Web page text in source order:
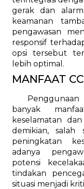
gerak dan
keamanan
pengawasan
responsif
opsi tersebut
lebih optimal.
MANFAAT
banyak
keselamatan
demikian, salah
peningkatan
adanya
potensi
tindakan
situasi menjadi